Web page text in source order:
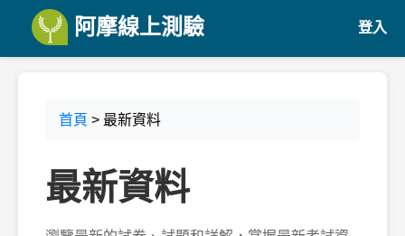
阿摩線上測驗 登入
首頁 > 最新資料
最新資料